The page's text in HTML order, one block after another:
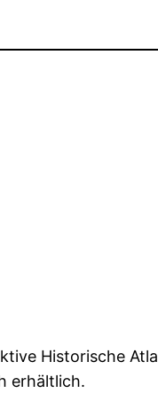
Historische
erhältlich.